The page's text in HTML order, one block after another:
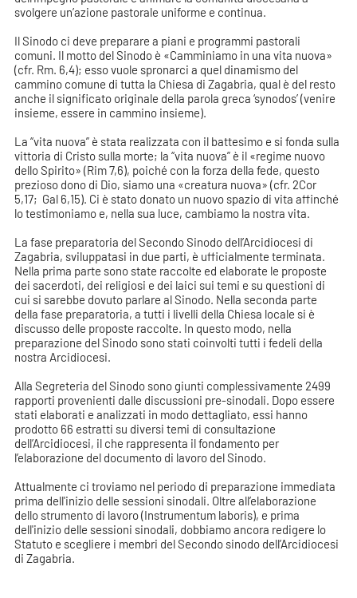
svolgere un’azione pastorale uniforme e continua.
Il Sinodo ci deve preparare a piani e programmi pastorali
comuni. Il motto del Sinodo è «Camminiamo in una vita nuova»
(cfr. Rm. 6,4); esso vuole spronarci a quel dinamismo del
cammino comune di tutta la Chiesa di Zagabria, qual è del resto
anche il significato originale della parola greca ‘synodos’ (venire
insieme, essere in cammino insieme).
La “vita nuova” è stata realizzata con il battesimo e si fonda sulla
vittoria di Cristo sulla morte; la “vita nuova” è il «regime nuovo
dello Spirito» (Rim 7,6), poiché con la forza della fede, questo
prezioso dono di Dio, siamo una «creatura nuova» (cfr. 2Cor
5,17; Gal 6,15). Ci è stato donato un nuovo spazio di vita affinché
lo testimoniamo e, nella sua luce, cambiamo la nostra vita.
La fase preparatoria del Secondo Sinodo dell’Arcidiocesi di
Zagabria, sviluppatasi in due parti, è ufficialmente terminata.
Nella prima parte sono state raccolte ed elaborate le proposte
dei sacerdoti, dei religiosi e dei laici sui temi e su questioni di
cui si sarebbe dovuto parlare al Sinodo. Nella seconda parte
della fase preparatoria, a tutti i livelli della Chiesa locale si è
discusso delle proposte raccolte. In questo modo, nella
preparazione del Sinodo sono stati coinvolti tutti i fedeli della
nostra Arcidiocesi.
Alla Segreteria del Sinodo sono giunti complessivamente 2499
rapporti provenienti dalle discussioni pre-sinodali. Dopo essere
stati elaborati e analizzati in modo dettagliato, essi hanno
prodotto 66 estratti su diversi temi di consultazione
dell’Arcidiocesi, il che rappresenta il fondamento per
l’elaborazione del documento di lavoro del Sinodo.
Attualmente ci troviamo nel periodo di preparazione immediata
prima dell'inizio delle sessioni sinodali. Oltre all’elaborazione
dello strumento di lavoro (Instrumentum laboris), e prima
dell'inizio delle sessioni sinodali, dobbiamo ancora redigere lo
Statuto e scegliere i membri del Secondo sinodo dell’Arcidiocesi
di Zagabria.